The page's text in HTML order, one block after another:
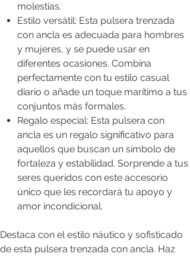
molestias.
Estilo versátil: Esta pulsera trenzada
con ancla es adecuada para hombres
y mujeres, y se puede usar en
diferentes ocasiones. Combina
perfectamente con tu estilo casual
diario o añade un toque marítimo a tus
conjuntos más formales.
Regalo especial: Esta pulsera con
ancla es un regalo significativo para
aquellos que buscan un símbolo de
fortaleza y estabilidad. Sorprende a tus
seres queridos con este accesorio
único que les recordará tu apoyo y
amor incondicional.
Destaca con el estilo náutico y sofisticado
de esta pulsera trenzada con ancla. Haz